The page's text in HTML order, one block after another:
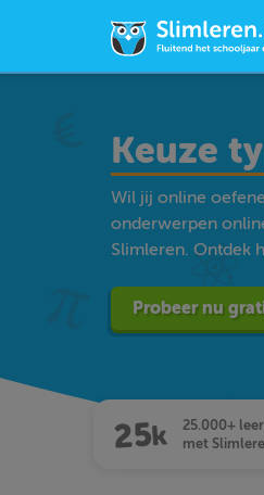
Keuze
Wil jij online
onderwerpen
Slimleren. Ontdek
Probeer nu
25.000+
met